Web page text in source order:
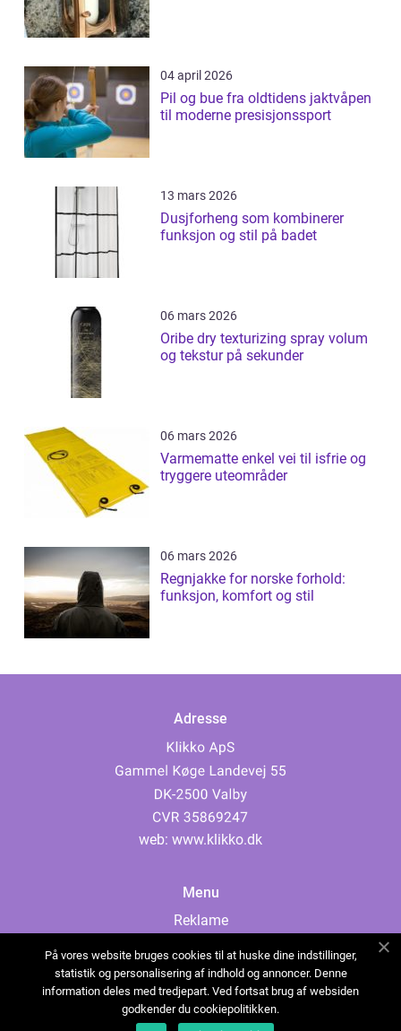
04 april 2026
Pil og bue fra oldtidens jaktvåpen
til moderne presisjonssport
13 mars 2026
Dusjforheng som kombinerer
funksjon og stil på badet
06 mars 2026
Oribe dry texturizing spray volum
og tekstur på sekunder
06 mars 2026
Varmematte enkel vei til isfrie og
tryggere uteområder
06 mars 2026
Regnjakke for norske forhold:
funksjon, komfort og stil
Adresse
web: www.klikko.dk
Menu
Reklame
Cookies
Kontakt Oss
Sitemap
På vores website bruges cookies til at huske dine indstillinger,
statistik og personalisering af indhold og annoncer. Denne
information deles med tredjepart. Ved fortsat brug af websiden
godkender du cookiepolitikken.